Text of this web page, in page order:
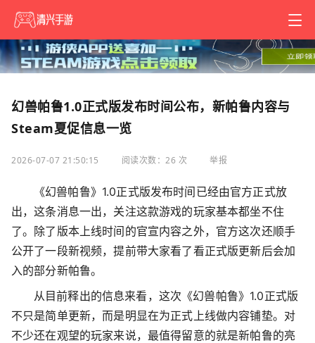
幻兽帕鲁1.0正式版发布时间公布，新帕鲁内容与
Steam夏促信息一览
2026-07-07 21:50:15 阅读次数：26 次 举报
《幻兽帕鲁》1.0正式版发布时间已经由官方正式放
出，这条消息一出，关注这款游戏的玩家基本都坐不住
了。除了版本上线时间的官宣内容之外，官方这次还顺手
公开了一段新视频，提前带大家看了看正式版更新后会加
入的部分新帕鲁。
从目前释出的信息来看，这次《幻兽帕鲁》1.0正式版
不只是简单更新，而是明显在为正式上线做内容铺垫。对
不少还在观望的玩家来说，最值得留意的就是新帕鲁的亮